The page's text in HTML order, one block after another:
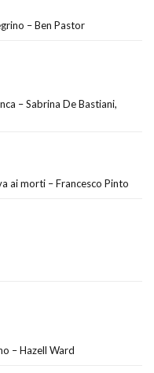
– Ben Pastor
– Sabrina De Bastiani,
ai morti – Francesco Pinto
– Hazell Ward